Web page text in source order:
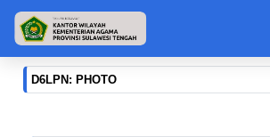
D6LPN: PHOTO